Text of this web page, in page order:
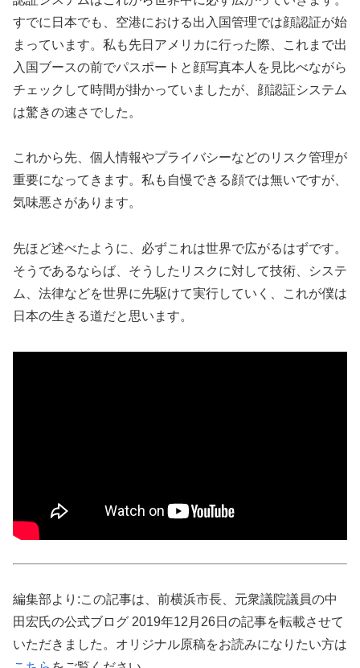
すでに日本でも、空港における出入国管理では顔認証が始
まっています。私も先日アメリカに行った際、これまで出
入国ブースの前でパスポートと顔写真本人を見比べながら
チェックして時間が掛かっていましたが、顔認証システム
は驚きの速さでした。
これから先、個人情報やプライバシーなどのリスク管理が
重要になってきます。私も自慢できる顔では無いですが、
気味悪さがあります。
先ほど述べたように、必ずこれは世界で広がるはずです。
そうであるならば、そうしたリスクに対して技術、システ
ム、法律などを世界に先駆けて実行していく、これが僕は
日本の生きる道だと思います。
編集部より:この記事は、前横浜市長、元衆議院議員の中
田宏氏の公式ブログ 2019年12月26日の記事を転載させて
いただきました。オリジナル原稿をお読みになりたい方は